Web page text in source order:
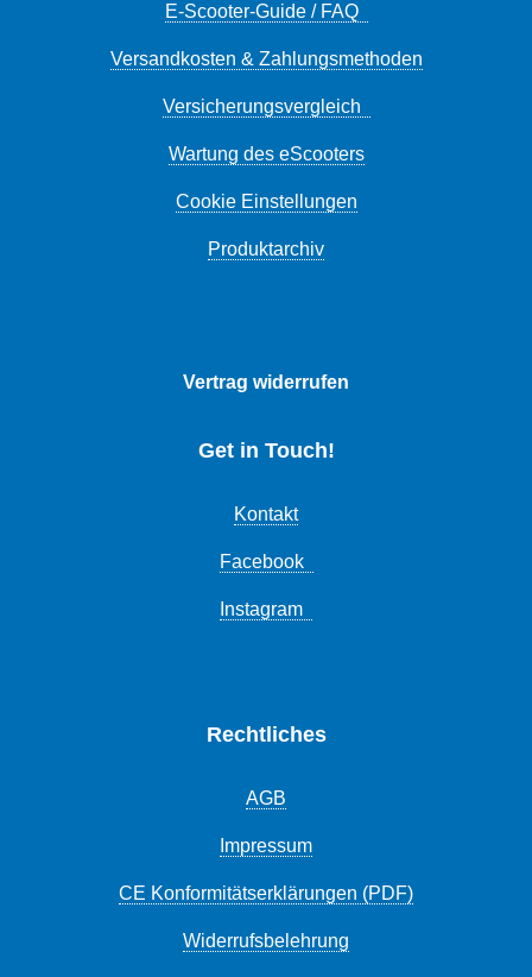
E-Scooter-Guide / FAQ
Versandkosten & Zahlungsmethoden
Versicherungsvergleich
Wartung des eScooters
Cookie Einstellungen
Produktarchiv
Vertrag widerrufen
Get in Touch!
Kontakt
Facebook
Instagram
Rechtliches
AGB
Impressum
CE Konformitätserklärungen (PDF)
Widerrufsbelehrung